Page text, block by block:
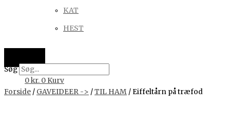
KAT
HEST
Søg
0kr. 0 Kurv
Forside / GAVEIDEER -> /TIL HAM / Eiffeltårn på træfod